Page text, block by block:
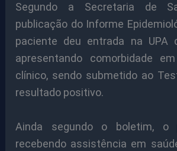
Segundo a Secretaria de
publicação do Informe
paciente deu entrada na UPA
apresentando comorbidade
clínico, sendo submetido ao
resultado positivo.
Ainda segundo o boletim, o
recebendo assistência em